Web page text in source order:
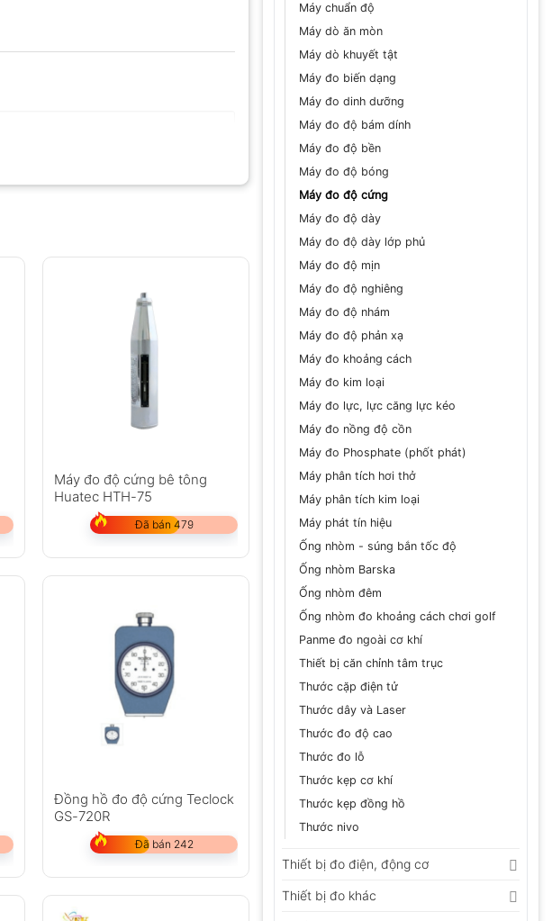
Máy chuẩn độ
Máy dò ăn mòn
Máy dò khuyết tật
Máy đo biến dạng
Máy đo dinh dưỡng
Máy đo độ bám dính
Máy đo độ bền
Máy đo độ bóng
Máy đo độ cứng
Máy đo độ dày
Máy đo độ dày lớp phủ
Máy đo độ mịn
Máy đo độ nghiêng
Máy đo độ nhám
Máy đo độ phản xạ
Máy đo khoảng cách
Máy đo kim loại
Máy đo lực, lực căng lực kéo
Máy đo nồng độ cồn
Máy đo Phosphate (phốt phát)
Máy phân tích hơi thở
Máy phân tích kim loại
Máy phát tín hiệu
Ống nhòm - súng bắn tốc độ
Ống nhòm Barska
Ống nhòm đêm
Ống nhòm đo khoảng cách chơi golf
Panme đo ngoài cơ khí
Thiết bị căn chỉnh tâm trục
Thước cặp điện tử
Thước dây và Laser
Thước đo độ cao
Thước đo lỗ
Thước kẹp cơ khí
Thước kẹp đồng hồ
Thước nivo
Thiết bị đo điện, động cơ
Thiết bị đo khác
Máy đo độ cứng bê tông
Huatec HTH-75
Đã bán 479
Đồng hồ đo độ cứng Teclock
GS-720R
Đã bán 242